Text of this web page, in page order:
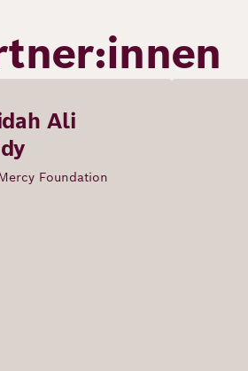
Ali
Foundation